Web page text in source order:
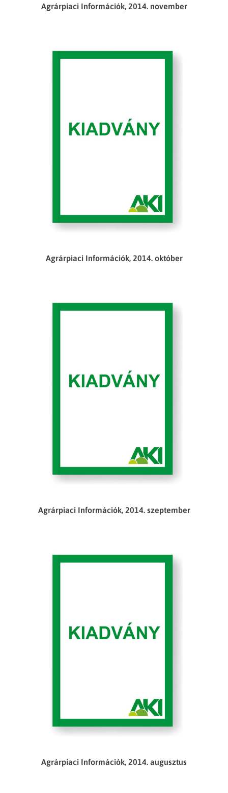
Agrárpiaci Információk, 2014. november
Agrárpiaci Információk, 2014. október
Agrárpiaci Információk, 2014. szeptember
Agrárpiaci Információk, 2014. augusztus